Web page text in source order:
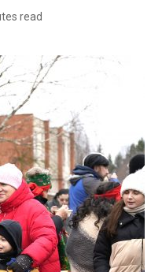
read